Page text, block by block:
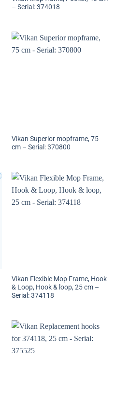
– Serial: 374018
Vikan Superior mopframe, 75
cm – Serial: 370800
Vikan Flexible Mop Frame, Hook
& Loop, Hook & loop, 25 cm –
Serial: 374118